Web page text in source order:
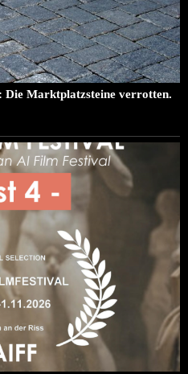
Die Marktplatzsteine verrotten.